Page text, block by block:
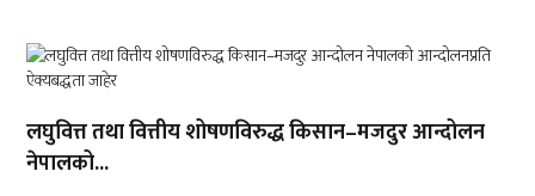
लघुवित्त तथा वित्तीय शोषणविरुद्ध किसान–मजदुर आन्दोलन
नेपालको...